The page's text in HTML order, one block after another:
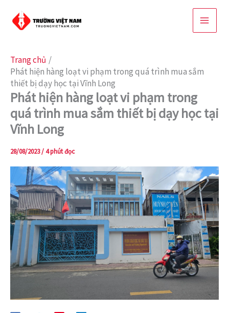
Trang chủ
Phát hiện hàng loạt vi phạm trong quá trình mua sắm
thiết bị dạy học tại Vĩnh Long
Phát hiện hàng loạt vi phạm trong
quá trình mua sắm thiết bị dạy học tại
Vĩnh Long
28/08/2023/4 phút đọc